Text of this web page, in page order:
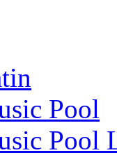
Pool
Pool